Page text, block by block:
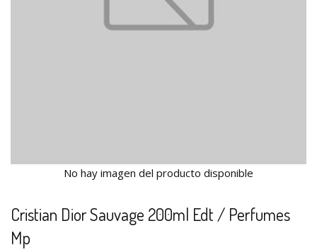
No hay imagen del producto disponible
Cristian Dior Sauvage 200ml Edt / Perfumes
Mp